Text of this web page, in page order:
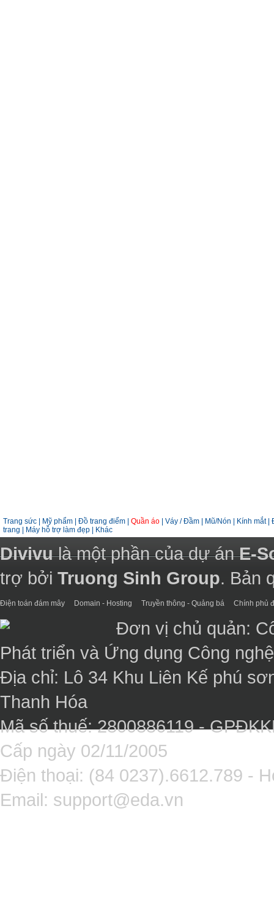
Trang sức Mỹ phẩm Đồ trang điểm Quần áo Váy / Đầm Mũ/Nón Kính mắt
trang
Máy hỗ trợ làm đẹp Khác
Divivulà một phần của dự ánE-
trợ bởi Truong Sinh Group. Bản
Điện toán đám mây Domain - Hosting Truyền thông - Quảng bá Chính phủ
Đơn vị chủ quản:
Phát triển và Ứng dụng Công
Địa chỉ: Lô 34 Khu Liên Kế phú
Thanh Hóa
Mã số thuế: 2800886119 -
Cấp ngày 02/11/2005
Điện thoại: (84 0237).6612.789 -
Email: support@eda.vn